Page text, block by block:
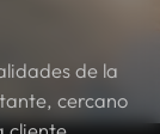
de la
cercano